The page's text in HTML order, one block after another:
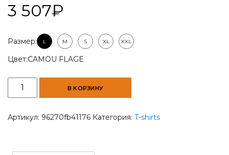
3 507₽
Размер: L M S XL XXL
Цвет:CAMOU FLAGE
Количество
товара
V
В КОРЗИНУ
Артикул: 96270fb41176 Категория: T-shirts